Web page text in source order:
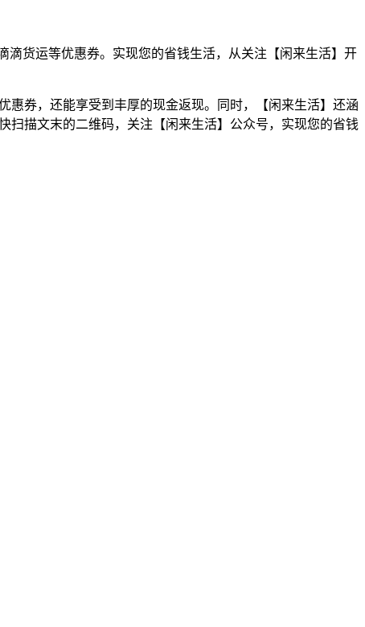
滴货运等优惠券。实现您的省钱生活，从关注【闲来生活】开
惠券，还能享受到丰厚的现金返现。同时，【闲来生活】还涵
扫描文末的二维码，关注【闲来生活】公众号，实现您的省钱